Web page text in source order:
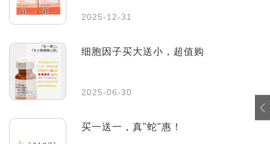
2025-12-31
细胞因子买大送小，超值购
2025-06-30
买一送一，真"蛇"惠！